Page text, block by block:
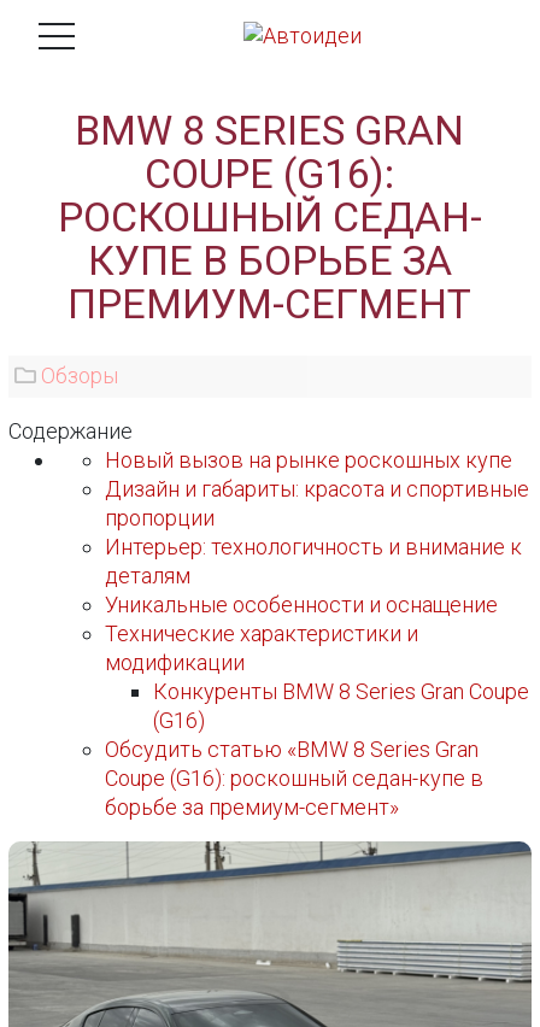
BMW 8 SERIES GRAN
COUPE (G16):
РОСКОШНЫЙ СЕДАН-
КУПЕ В БОРЬБЕ ЗА
ПРЕМИУМ-СЕГМЕНТ
Обзоры
Содержание
Новый вызов на рынке роскошных купе
Дизайн и габариты: красота и спортивные
пропорции
Интерьер: технологичность и внимание к
деталям
Уникальные особенности и оснащение
Технические характеристики и
модификации
Конкуренты BMW 8 Series Gran Coupe
(G16)
Обсудить статью «BMW 8 Series Gran
Coupe (G16): роскошный седан-купе в
борьбе за премиум-сегмент»